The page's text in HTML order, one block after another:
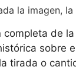
la imagen,
completa de
sobre
tirada o